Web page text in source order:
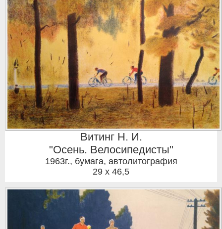
Витинг Н. И.
"Осень. Велосипедисты"
1963г., бумага, автолитография
29 x 46,5